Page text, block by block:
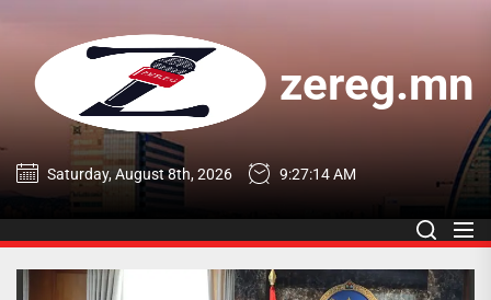
content
zereg.mn
zereg.mn
Saturday, August 8th, 2026 9:27:15 AM